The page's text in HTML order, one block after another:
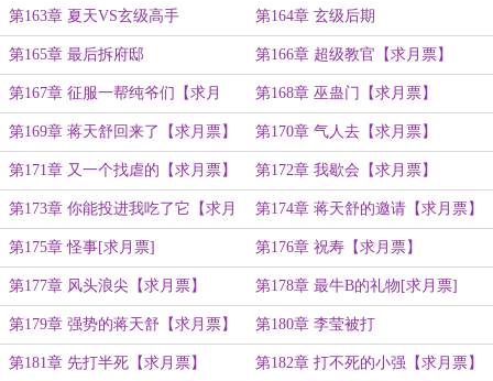
第163章 夏天VS玄级高手 第164章 玄级后期
第165章 最后拆府邸 第166章 超级教官【求月票】
第167章 征服一帮纯爷们【求月
票】
第168章 巫蛊门【求月票】
第169章 蒋天舒回来了【求月票】 第170章 气人去【求月票】
第171章 又一个找虐的【求月票】 第172章 我歇会【求月票】
第173章 你能投进我吃了它【求月
票】
第174章 蒋天舒的邀请【求月票】
第175章 怪事[求月票] 第176章 祝寿【求月票】
第177章 风头浪尖【求月票】 第178章 最牛B的礼物[求月票]
第179章 强势的蒋天舒【求月票】 第180章 李莹被打
第181章 先打半死【求月票】 第182章 打不死的小强【求月票】